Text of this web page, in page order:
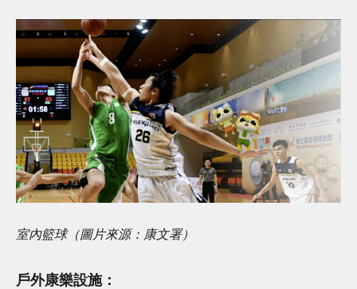
室內籃球（圖片來源：康文署）
戶外康樂設施：